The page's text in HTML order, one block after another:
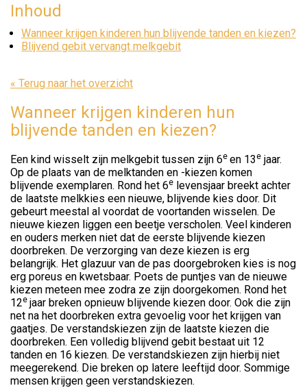
Inhoud
Wanneer krijgen kinderen hun blijvende tanden en kiezen?
Blijvend gebit vervangt melkgebit
« Terug naar het overzicht
Wanneer krijgen kinderen hun
blijvende tanden en kiezen?
Een kind wisselt zijn melkgebit tussen zijn 6e en 13e jaar.
Op de plaats van de melktanden en -kiezen komen
blijvende exemplaren. Rond het 6e levensjaar breekt achter
de laatste melkkies een nieuwe, blijvende kies door. Dit
gebeurt meestal al voordat de voortanden wisselen. De
nieuwe kiezen liggen een beetje verscholen. Veel kinderen
en ouders merken niet dat de eerste blijvende kiezen
doorbreken. De verzorging van deze kiezen is erg
belangrijk. Het glazuur van de pas doorgebroken kies is nog
erg poreus en kwetsbaar. Poets de puntjes van de nieuwe
kiezen meteen mee zodra ze zijn doorgekomen. Rond het
12e jaar breken opnieuw blijvende kiezen door. Ook die zijn
net na het doorbreken extra gevoelig voor het krijgen van
gaatjes. De verstandskiezen zijn de laatste kiezen die
doorbreken. Een volledig blijvend gebit bestaat uit 12
tanden en 16 kiezen. De verstandskiezen zijn hierbij niet
meegerekend. Die breken op latere leeftijd door. Sommige
mensen krijgen geen verstandskiezen.